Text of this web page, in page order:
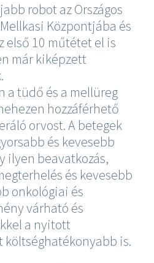
robot az Országos
Központjába és
első 10 műtétet el is
már kiképzett
a tüdő és a mellüreg
hozzáférhető
orvost. A betegek
és kevesebb
ilyen beavatkozás,
és kevesebb
onkológiai és
várható és
a nyitott
költséghatékonyabb is.